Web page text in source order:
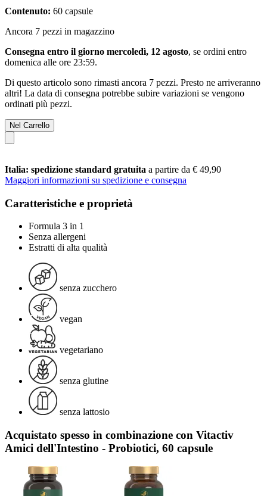
Contenuto: 60 capsule
Ancora 7 pezzi in magazzino
Consegna entro il giorno mercoledì, 12 agosto, se ordini entro
domenica alle ore 23:59.
Di questo articolo sono rimasti ancora 7 pezzi. Presto ne arriveranno
altri! La data di consegna potrebbe subire variazioni se vengono
ordinati più pezzi.
Nel Carrello
Italia: spedizione standard gratuita a partire da € 49,90
Maggiori informazioni su spedizione e consegna
Caratteristiche e proprietà
Formula 3 in 1
Senza allergeni
Estratti di alta qualità
senza zucchero
vegan
vegetariano
senza glutine
senza lattosio
Acquistato spesso in combinazione con Vitactiv
Amici dell'Intestino - Probiotici, 60 capsule